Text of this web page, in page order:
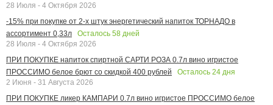
28 Июля - 4 Октября 2026
-15% при покупке от 2-х штук энергетический напиток ТОРНАДО в
ассортимент 0,33л
Осталось 58 дней
28 Июля - 4 Октября 2026
ПРИ ПОКУПКЕ напиток спиртной САРТИ РОЗА 0.7л вино игристое
ПРОССИМО белое брют со скидкой 400 рублей
Осталось 24 дня
2 Июня - 31 Августа 2026
ПРИ ПОКУПКЕ ликер КАМПАРИ 0.7л вино игристое ПРОССИМО белое